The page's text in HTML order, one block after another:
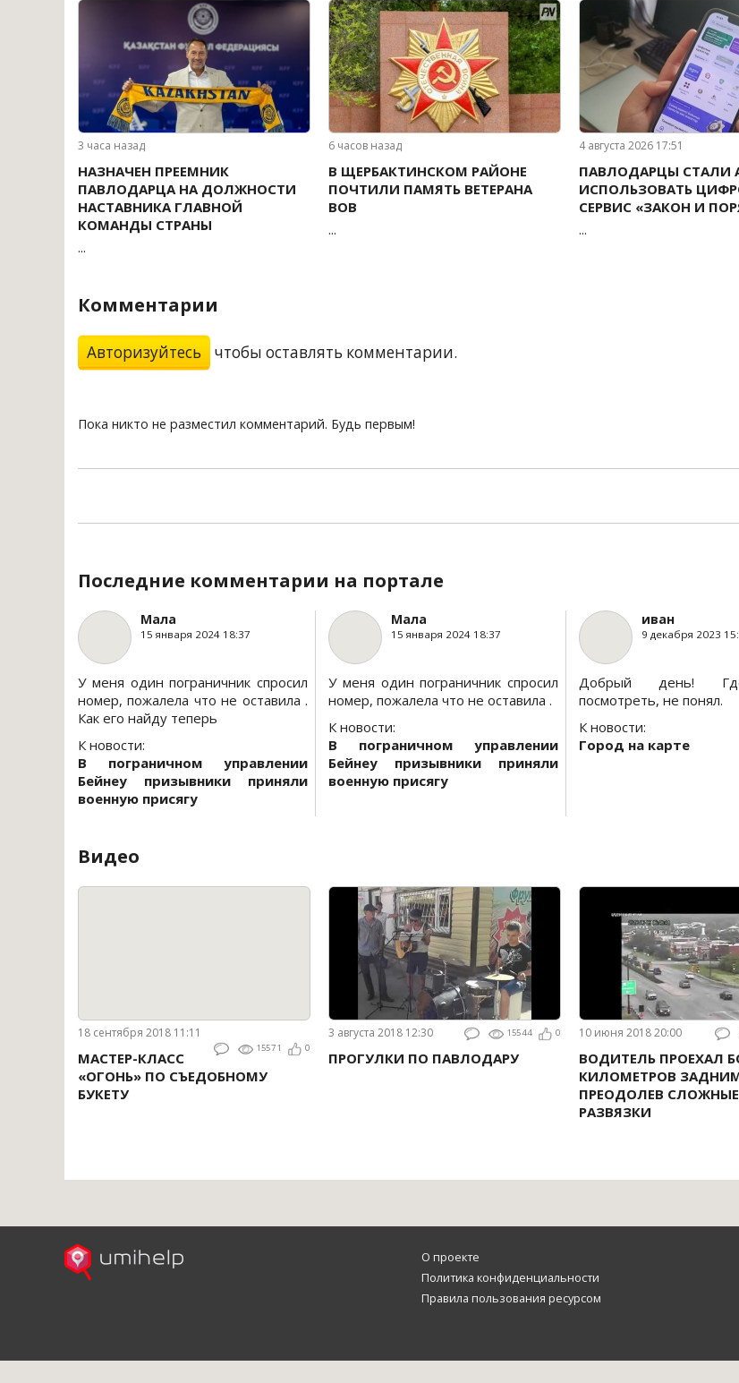
3 часа назад
НАЗНАЧЕН ПРЕЕМНИК
ПАВЛОДАРЦА НА ДОЛЖНОСТИ
НАСТАВНИКА ГЛАВНОЙ
КОМАНДЫ СТРАНЫ
...
6 часов назад
В ЩЕРБАКТИНСКОМ РАЙОНЕ
ПОЧТИЛИ ПАМЯТЬ ВЕТЕРАНА
ВОВ
...
4 августа 2026 17:51
ПАВЛОДАРЦЫ СТАЛИ
ИСПОЛЬЗОВАТЬ
СЕРВИС «ЗАКОН И
...
Комментарии
Авторизуйтесь чтобы оставлять комментарии.
Пока никто не разместил комментарий. Будь первым!
Последние комментарии на портале
Мала
15 января 2024 18:37
У меня один пограничник спросил
номер, пожалела что не оставила .
Как его найду теперь
К новости:
В пограничном управлении
Бейнеу призывники приняли
военную присягу
Мала
15 января 2024 18:37
У меня один пограничник спросил
номер, пожалела что не оставила .
К новости:
В пограничном управлении
Бейнеу призывники приняли
военную присягу
иван
9 декабря 2023
Добрый день!
посмотреть, не понял.
К новости:
Город на карте
Видео
18 сентября 2018 11:11
15571 0
МАСТЕР-КЛАСС
«ОГОНЬ» ПО СЪЕДОБНОМУ
БУКЕТУ
3 августа 2018 12:30 15544 0
ПРОГУЛКИ ПО ПАВЛОДАРУ
10 июня 2018 20:00
ВОДИТЕЛЬ ПРОЕХАЛ
КИЛОМЕТРОВ
ПРЕОДОЛЕВ СЛОЖНЫЕ
РАЗВЯЗКИ
О проекте
Политика конфиденциальности
Правила пользования ресурсом